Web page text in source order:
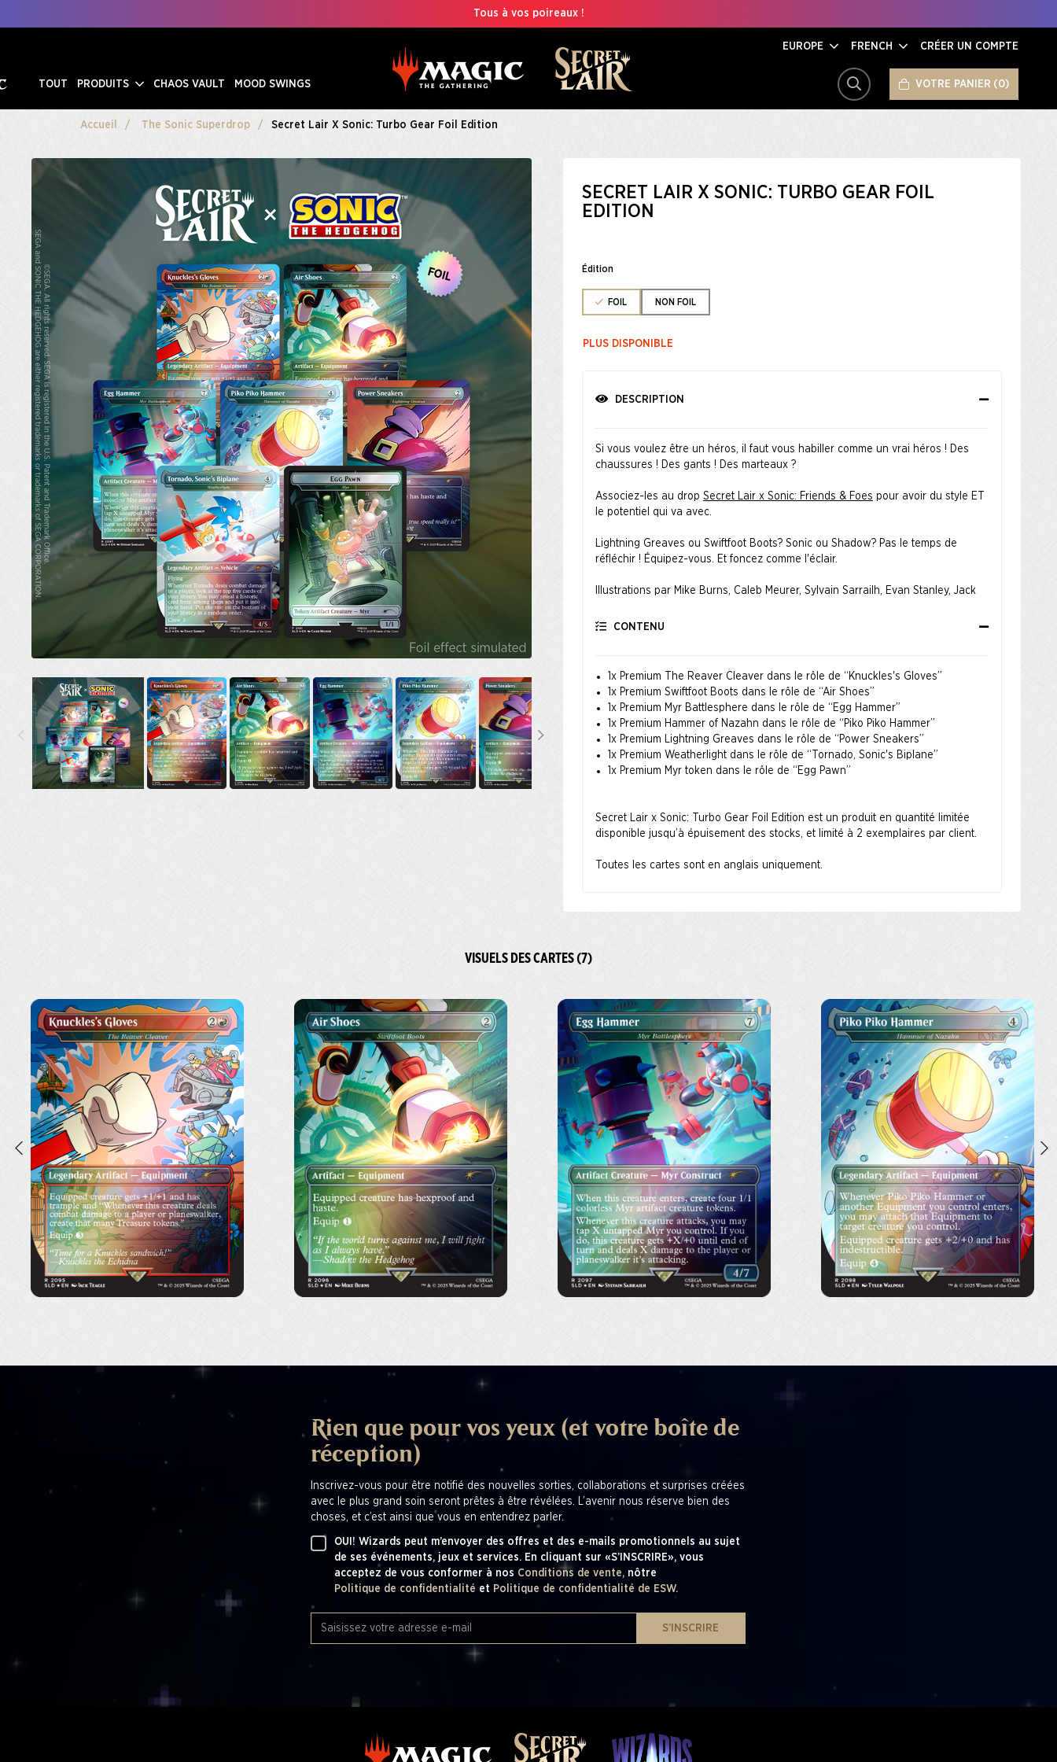
Tous à vos poireaux !
EUROPE FRENCH CRÉER UN COMPTE
TOUT PRODUITS CHAOS VAULT MOOD SWINGS RECHERCHER VOTRE PANIER 0
Accueil The Sonic Superdrop Secret Lair X Sonic: Turbo Gear Foil Edition
SECRET LAIR X SONIC: TURBO GEAR FOIL
EDITION
Édition
FOIL NON FOIL
PLUS DISPONIBLE
DESCRIPTION
Si vous voulez être un héros, il faut vous habiller comme un vrai héros ! Des
chaussures ! Des gants ! Des marteaux ?
Associez-les au drop Secret Lair x Sonic: Friends & Foes pour avoir du style ET
le potentiel qui va avec.
Lightning Greaves ou Swiftfoot Boots? Sonic ou Shadow? Pas le temps de
réfléchir ! Équipez-vous. Et foncez comme l'éclair. ​
Illustrations par Mike Burns, Caleb Meurer, Sylvain Sarrailh, Evan Stanley, Jack
CONTENU
1x Premium The Reaver Cleaver dans le rôle de “Knuckles's Gloves”
1x Premium Swiftfoot Boots dans le rôle de “Air Shoes”
1x Premium Myr Battlesphere dans le rôle de “Egg Hammer”
1x Premium Hammer of Nazahn dans le rôle de “Piko Piko Hammer”
1x Premium Lightning Greaves dans le rôle de “Power Sneakers”
1x Premium Weatherlight dans le rôle de “Tornado, Sonic's Biplane”
1x Premium Myr token dans le rôle de “Egg Pawn”
Secret Lair x Sonic: Turbo Gear Foil Edition est un produit en quantité limitée
disponible jusqu’à épuisement des stocks, et limité à 2 exemplaires par client.
Toutes les cartes sont en anglais uniquement.
VISUELS DES CARTES (7)
Rien que pour vos yeux (et votre boîte de
réception)
Inscrivez-vous pour être notifié des nouvelles sorties, collaborations et surprises créées
avec le plus grand soin seront prêtes à être révélées. L’avenir nous réserve bien des
choses, et c’est ainsi que vous en entendrez parler.
OUI! Wizards peut m’envoyer des offres et des e-mails promotionnels au sujet
de ses événements, jeux et services. En cliquant sur «S’INSCRIRE», vous
acceptez de vous conformer à nos Conditions de vente, nôtre
Politique de confidentialité et Politique de confidentialité de ESW.
S’INSCRIRE